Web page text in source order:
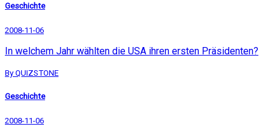
Geschichte
2008-11-06
In welchem Jahr wählten die USA ihren ersten Präsidenten?
By QUIZSTONE
Geschichte
2008-11-06